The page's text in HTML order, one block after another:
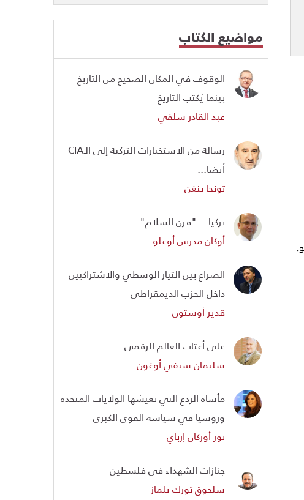
مواضيع الكتاب
الوقوف في المكان الصحيح من التاريخ
بينما يُكتب التاريخ
عبد القادر سلفي
رسالة من الاستخبارات التركية إلى الـCIA
أيضا...
تونجا بنغن
تركيا... "قرن السلام"
أوكان مدرس أوغلو
الصراع بين التيار الوسطي والاشتراكيين
داخل الحزب الديمقراطي
قدير أوستون
على أعتاب العالم الرقمي
سليمان سيفي أوغون
مأساة الردع التي تعيشها الولايات المتحدة
وروسيا في سياسة القوى الكبرى
نور أوزكان إرباي
جنازات الشهداء في فلسطين
سلجوق تورك يلماز